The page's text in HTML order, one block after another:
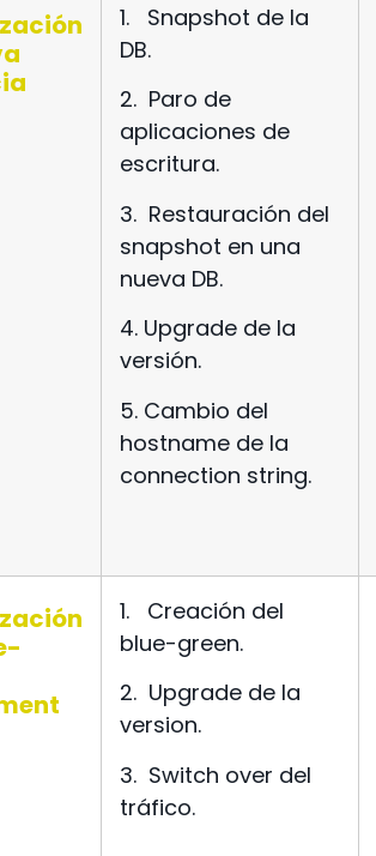
1.
Snapshot de la
DB.
2. Paro de
aplicaciones de
escritura.
3. Restauración del
snapshot en una
nueva DB.
4. Upgrade de la
versión.
5. Cambio del
hostname de la
connection string.
1.
Creación del
blue-green.
2. Upgrade de la
version.
3. Switch over del
tráfico.